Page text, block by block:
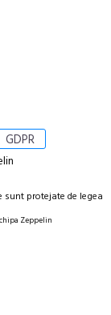
GDPR
sunt protejate de legea
Zeppelin